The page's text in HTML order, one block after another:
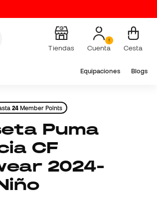
Tiendas Cuenta Cesta
Equipaciones Blogs
24 Member Points
CF
2024-